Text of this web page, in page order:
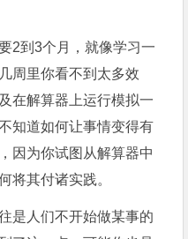
2到3个月，就像学习一
周里你看不到太多效
在解算器上运行模拟一
知道如何让事情变得有
因为你试图从解算器中
将其付诸实践。
是人们不开始做某事的